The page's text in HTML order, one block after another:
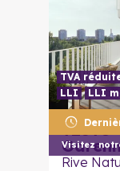
Visitez
TVA
LLI
LLI
92390
Rive